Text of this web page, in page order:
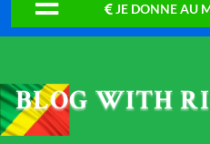
close
menu
JE DONNE AU
BLOG WITH